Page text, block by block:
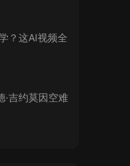
？这AI视频全
·吉约莫因空难